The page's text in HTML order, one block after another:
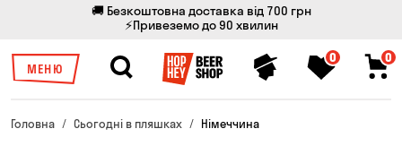
🚚 Безкоштовна доставка від 700 грн
⚡Привеземо до 90 хвилин
МЕНЮ
0 0
Головна Сьогодні в пляшках Німеччина